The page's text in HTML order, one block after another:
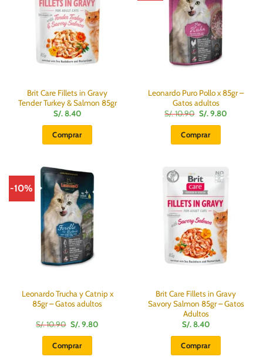
Brit Care Fillets in Gravy
Tender Turkey & Salmon 85gr
S/.8.40
Comprar
Leonardo Puro Pollo x 85gr –
Gatos adultos
S/.10.90 El
precio
original
era:
S/.
S/.9.80El
Comprar
-10%
Leonardo Trucha y Catnip x
85gr – Gatos adultos
S/.10.90 El
precio
original
era:
S/.
S/.9.80El
Comprar
Brit Care Fillets in Gravy
Savory Salmon 85gr – Gatos
Adultos
S/.8.40
Comprar